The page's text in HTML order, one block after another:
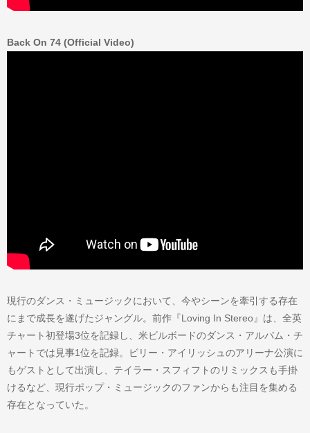
Back On 74 (Official Video)
現行のダンス・ミュージックにおいて、今やシーンを牽引する存在
にまで成長を遂げたジャングル。前作『Loving In Stereo』は、全英
チャート初登場3位を記録し、米ビルボードのダンス・アルバム・チ
ャートでは見事1位を記録。ビリー・アイリッシュのアリーナ公演に
もゲストとして出演し、テイラー・スフィフトのリミックスも手掛
けるなど、現行ポップ・ミュージックのファンからも注目を集める
存在となっていた。